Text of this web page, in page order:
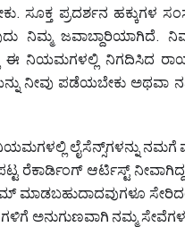
ಸೂಕ್ತ ಪ್ರದರ್ಶನ ಹಕ್ಕುಗಳ
ನಿಮ್ಮ ಜವಾಬ್ದಾರಿಯಾಗಿದೆ.
ನಿಯಮಗಳಲ್ಲಿ ನಿಗದಿಸಿದ
ನೀವು ಪಡೆಯಬೇಕು
ಲೈಸೆನ್ಸ್‌ಗಳನ್ನು ನಮಗೆ
ರೆಕಾರ್ಡಿಂಗ್ ಆರ್ಟಿಸ್ಟ್
ಮಾಡಬಹುದಾದವುಗಳೂ
ಅನುಗುಣವಾಗಿ ನಮ್ಮ ಸೇವೆಗಳ